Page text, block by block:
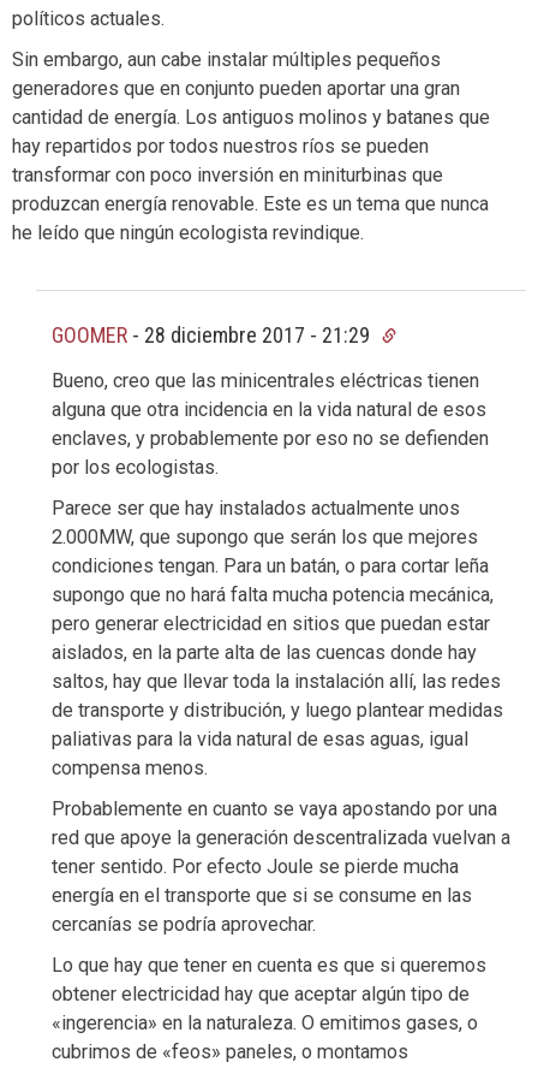
políticos actuales.
Sin embargo, aun cabe instalar múltiples pequeños
generadores que en conjunto pueden aportar una gran
cantidad de energía. Los antiguos molinos y batanes que
hay repartidos por todos nuestros ríos se pueden
transformar con poco inversión en miniturbinas que
produzcan energía renovable. Este es un tema que nunca
he leído que ningún ecologista revindique.
GOOMER - 28 diciembre 2017 - 21:29
Bueno, creo que las minicentrales eléctricas tienen
alguna que otra incidencia en la vida natural de esos
enclaves, y probablemente por eso no se defienden
por los ecologistas.
Parece ser que hay instalados actualmente unos
2.000MW, que supongo que serán los que mejores
condiciones tengan. Para un batán, o para cortar leña
supongo que no hará falta mucha potencia mecánica,
pero generar electricidad en sitios que puedan estar
aislados, en la parte alta de las cuencas donde hay
saltos, hay que llevar toda la instalación allí, las redes
de transporte y distribución, y luego plantear medidas
paliativas para la vida natural de esas aguas, igual
compensa menos.
Probablemente en cuanto se vaya apostando por una
red que apoye la generación descentralizada vuelvan a
tener sentido. Por efecto Joule se pierde mucha
energía en el transporte que si se consume en las
cercanías se podría aprovechar.
Lo que hay que tener en cuenta es que si queremos
obtener electricidad hay que aceptar algún tipo de
«ingerencia» en la naturaleza. O emitimos gases, o
cubrimos de «feos» paneles, o montamos